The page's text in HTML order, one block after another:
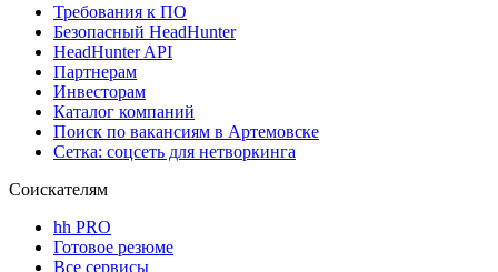
Требования к ПО
Безопасный HeadHunter
HeadHunter API
Партнерам
Инвесторам
Каталог компаний
Поиск по вакансиям в Артемовске
Сетка: соцсеть для нетворкинга
Соискателям
hh PRO
Готовое резюме
Все сервисы